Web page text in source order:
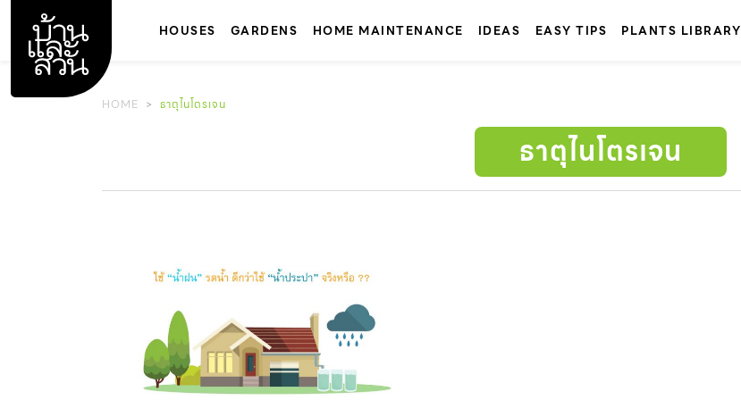
content
HOUSES GARDENS HOME MAINTENANCE IDEAS EASY TIPS PLANTS LIBRARY
HOME ธาตุไนโตรเจน
ธาตุไนโตรเจน